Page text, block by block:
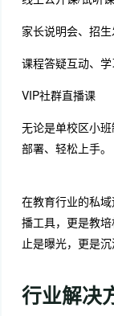
家长说明会、招
课程答疑互动、
VIP社群直播课
无论是单校区小
部署、轻松上手。
在教育行业的私
播工具，更是教
止是曝光，更是
行业解决